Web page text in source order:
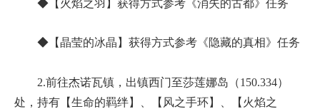
◆【火焰之羽】获得方式参考《消失的古都》任务
◆【晶莹的冰晶】获得方式参考《隐藏的真相》任务
2.前往杰诺瓦镇，出镇西门至莎莲娜岛（150.334）
处，持有【生命的羁绊】、【风之手环】、【火焰之